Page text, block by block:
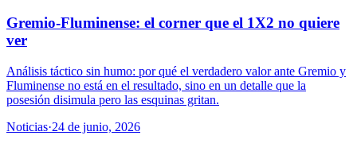
Gremio-Fluminense: el corner que el 1X2 no quiere
ver
Análisis táctico sin humo: por qué el verdadero valor ante Gremio y
Fluminense no está en el resultado, sino en un detalle que la
posesión disimula pero las esquinas gritan.
Noticias·24 de junio, 2026